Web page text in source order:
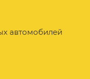
автомобилей